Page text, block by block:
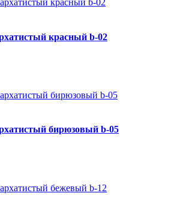
красный b-02
бирюзовый b-05